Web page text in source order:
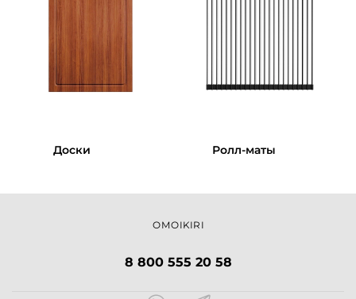
Доски Ролл-маты
OMOIKIRI
8 800 555 20 58